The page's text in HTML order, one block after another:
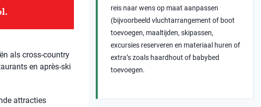
als cross-country
en après-ski
attracties
reis naar wens op maat aanpassen
(bijvoorbeeld vluchtarrangement of boot
toevoegen, maaltijden, skipassen,
excursies reserveren en materiaal huren of
extra’s zoals haardhout of babybed
toevoegen.